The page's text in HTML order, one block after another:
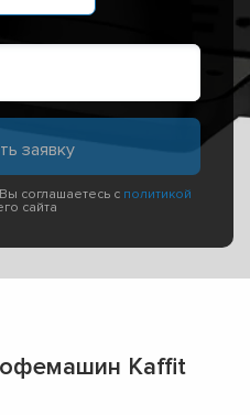
соглашаетесь с политикой
сайта
Kaffit